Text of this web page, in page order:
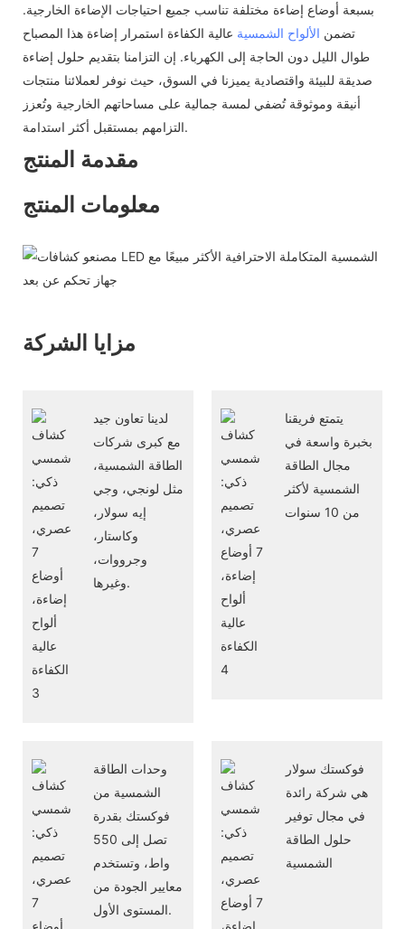
بسبعة أوضاع إضاءة مختلفة تناسب جميع احتياجات الإضاءة الخارجية.
تضمن الألواح الشمسية عالية الكفاءة استمرار إضاءة هذا المصباح
طوال الليل دون الحاجة إلى الكهرباء. إن التزامنا بتقديم حلول إضاءة
صديقة للبيئة واقتصادية يميزنا في السوق، حيث نوفر لعملائنا منتجات
أنيقة وموثوقة تُضفي لمسة جمالية على مساحاتهم الخارجية وتُعزز
التزامهم بمستقبل أكثر استدامة.
مقدمة المنتج
معلومات المنتج
مزايا الشركة
لدينا تعاون جيد
مع كبرى شركات
الطاقة الشمسية،
مثل لونجي، وجي
إيه سولار،
وكاستار،
وجرووات،
وغيرها.
يتمتع فريقنا
بخبرة واسعة في
مجال الطاقة
الشمسية لأكثر
من 10 سنوات
وحدات الطاقة
الشمسية من
فوكستك بقدرة
تصل إلى 550
واط، وتستخدم
معايير الجودة من
المستوى الأول.
فوكستك سولار
هي شركة رائدة
في مجال توفير
حلول الطاقة
الشمسية